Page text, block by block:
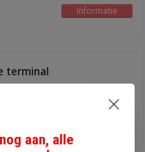
Informatie
terminal
aan, alle